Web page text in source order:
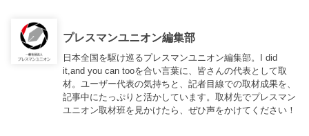
プレスマンユニオン編集部
日本全国を駆け巡るプレスマンユニオン編集部。I did
it,and you can tooを合い言葉に、皆さんの代表として取
材。ユーザー代表の気持ちと、記者目線での取材成果を、
記事中にたっぷりと活かしています。取材先でプレスマン
ユニオン取材班を見かけたら、ぜひ声をかけてください！